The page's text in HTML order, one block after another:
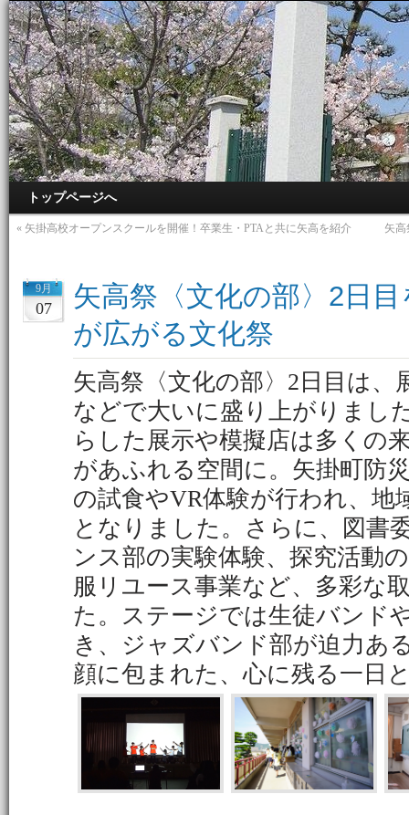
トップページへ
« 矢掛高校オープンスクールを開催！卒業生・PTAと共に矢高を紹介 矢
9月
07
矢高祭〈文化の部〉2日
が広がる文化祭
矢高祭〈文化の部〉2日目は、
などで大いに盛り上がりまし
らした展示や模擬店は多くの
があふれる空間に。矢掛町防
の試食やVR体験が行われ、地
となりました。さらに、図書
ンス部の実験体験、探究活動
服リユース事業など、多彩な
た。ステージでは生徒バンド
き、ジャズバンド部が迫力あ
顔に包まれた、心に残る一日